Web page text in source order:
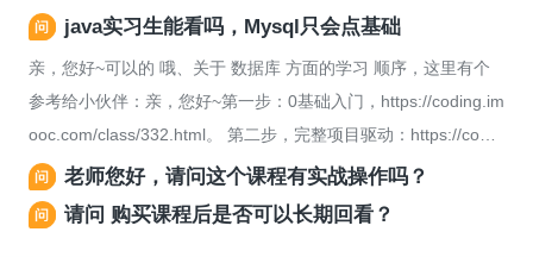
java实习生能看吗，Mysql只会点基础
亲，您好~可以的 哦、关于 数据库 方面的学习 顺序，这里有个
参考给小伙伴：亲，您好~第一步：0基础入门，https://coding.im
ooc.com/class/332.html。 第二步，完整项目驱动：https://codin
g.imooc.com/class/353.html。 第三步：架构篇：https://coding.i
mooc.com/class/49.html 以上三步为关系型数据库部分。 那么非
关系型数据库，选择 玩转MongoDB4.0(最新版）祝您学习愉快~
老师您好，请问这个课程有实战操作吗？
请问 购买课程后是否可以长期回看？